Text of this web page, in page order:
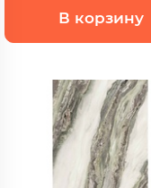
В корзину